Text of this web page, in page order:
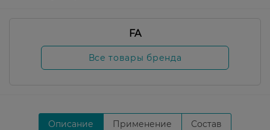
FA
Все товары бренда
Описание Применение Состав